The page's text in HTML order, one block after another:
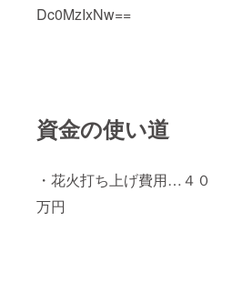
Dc0MzIxNw==
資金の使い道
・花火打ち上げ費用…４０
万円